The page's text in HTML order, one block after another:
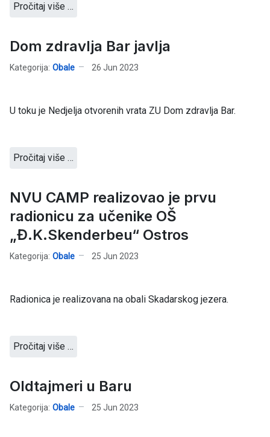
Pročitaj više …
Dom zdravlja Bar javlja
Kategorija: Obale 26 Jun 2023
U toku je Nedjelja otvorenih vrata ZU Dom zdravlja Bar.
Pročitaj više …
NVU CAMP realizovao je prvu
radionicu za učenike OŠ
„Đ.K.Skenderbeu“ Ostros
Kategorija: Obale 25 Jun 2023
Radionica je realizovana na obali Skadarskog jezera.
Pročitaj više …
Oldtajmeri u Baru
Kategorija: Obale 25 Jun 2023